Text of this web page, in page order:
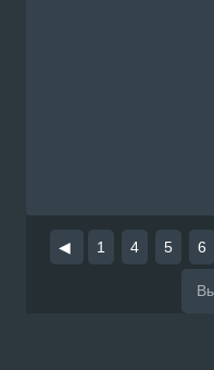
◀ 1 4 5 6